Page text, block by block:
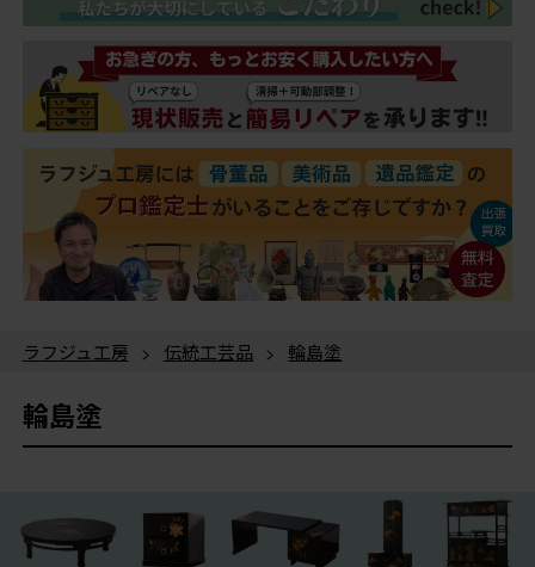
ラフジュ工房 > 伝統工芸品 > 輪島塗
輪島塗